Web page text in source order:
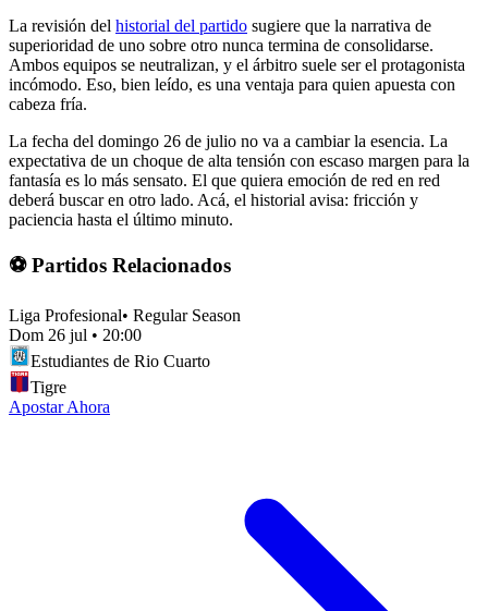
La revisión del historial del partido sugiere que la narrativa de
superioridad de uno sobre otro nunca termina de consolidarse.
Ambos equipos se neutralizan, y el árbitro suele ser el protagonista
incómodo. Eso, bien leído, es una ventaja para quien apuesta con
cabeza fría.
La fecha del domingo 26 de julio no va a cambiar la esencia. La
expectativa de un choque de alta tensión con escaso margen para la
fantasía es lo más sensato. El que quiera emoción de red en red
deberá buscar en otro lado. Acá, el historial avisa: fricción y
paciencia hasta el último minuto.
⚽ Partidos Relacionados
Liga Profesional• Regular Season
Dom 26 jul • 20:00
Estudiantes de Rio Cuarto
Tigre
Apostar Ahora